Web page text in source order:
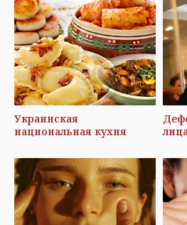
Украинская
национальная кухня